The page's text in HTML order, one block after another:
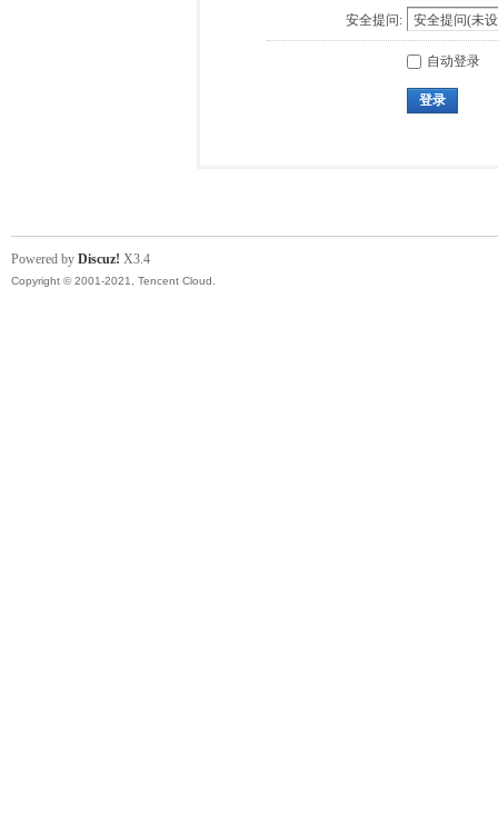
安全提问:
自动登录
登录
Powered by Discuz! X3.4
Copyright © 2001-2021, Tencent Cloud.